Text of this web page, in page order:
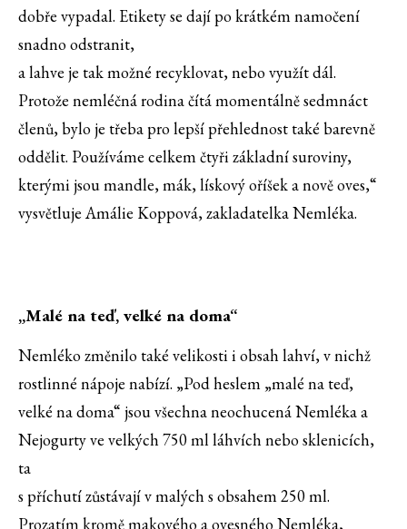
dobře vypadal. Etikety se dají po krátkém namočení
snadno odstranit,
a lahve je tak možné recyklovat, nebo využít dál.
Protože nemléčná rodina čítá momentálně sedmnáct
členů, bylo je třeba pro lepší přehlednost také barevně
oddělit. Používáme celkem čtyři základní suroviny,
kterými jsou mandle, mák, lískový oříšek a nově oves,“
vysvětluje Amálie Koppová, zakladatelka Nemléka.
„Malé na teď, velké na doma“
Nemléko změnilo také velikosti i obsah lahví, v nichž
rostlinné nápoje nabízí. „Pod heslem „malé na teď,
velké na doma“ jsou všechna neochucená Nemléka a
Nejogurty ve velkých 750 ml láhvích nebo sklenicích,
ta
s příchutí zůstávají v malých s obsahem 250 ml.
Prozatím kromě makového a ovesného Nemléka,